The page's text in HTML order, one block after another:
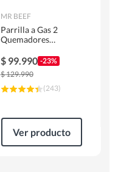
MR BEEF
Parrilla a Gas 2
Quemadores
$ 99.990 -23%
$129.990
(243)
Ver producto